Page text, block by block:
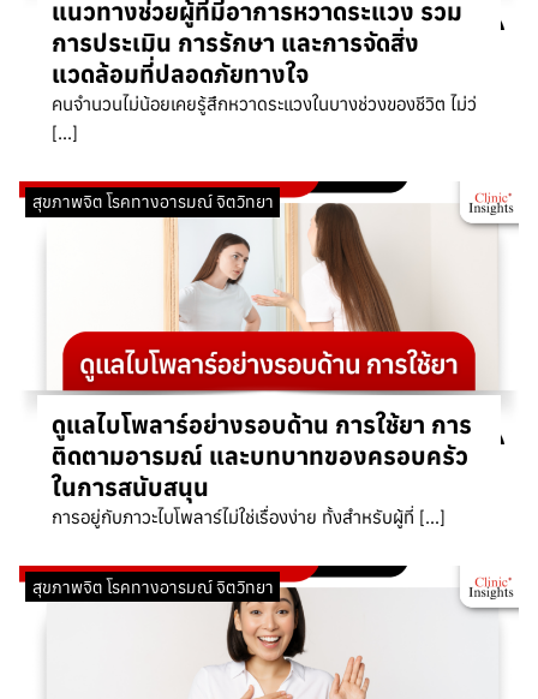
แนวทางช่วยผู้ที่มีอาการหวาดระแวง รวม
การประเมิน การรักษา และการจัดสิ่ง
แวดล้อมที่ปลอดภัยทางใจ
คนจำนวนไม่น้อยเคยรู้สึกหวาดระแวงในบางช่วงของชีวิต ไม่ว่
[…]
สุขภาพจิต โรคทางอารมณ์ จิตวิทยา
ดูแลไบโพลาร์อย่างรอบด้าน การใช้ยา การ
ติดตามอารมณ์ และบทบาทของครอบครัว
ในการสนับสนุน
การอยู่กับภาวะไบโพลาร์ไม่ใช่เรื่องง่าย ทั้งสำหรับผู้ที่ […]
สุขภาพจิต โรคทางอารมณ์ จิตวิทยา